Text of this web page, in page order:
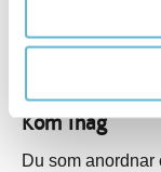
diameter och 3
kringliggande
Kom ihåg
Du som